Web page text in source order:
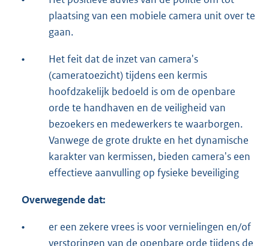
plaatsing van een mobiele camera unit over te
gaan.
•
Het feit dat de inzet van camera's
(cameratoezicht) tijdens een kermis
hoofdzakelijk bedoeld is om de openbare
orde te handhaven en de veiligheid van
bezoekers en medewerkers te waarborgen.
Vanwege de grote drukte en het dynamische
karakter van kermissen, bieden camera's een
effectieve aanvulling op fysieke beveiliging
Overwegende dat:
•
er een zekere vrees is voor vernielingen en/of
verstoringen van de openbare orde tijdens de